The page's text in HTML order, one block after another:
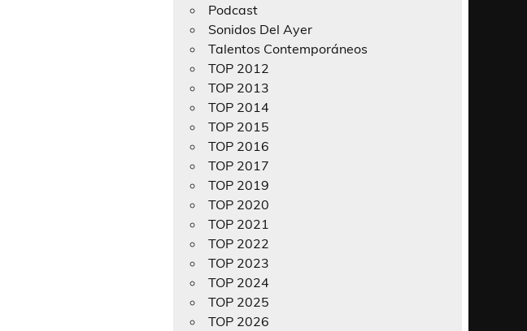
Podcast
Sonidos Del Ayer
Talentos Contemporáneos
TOP 2012
TOP 2013
TOP 2014
TOP 2015
TOP 2016
TOP 2017
TOP 2019
TOP 2020
TOP 2021
TOP 2022
TOP 2023
TOP 2024
TOP 2025
TOP 2026